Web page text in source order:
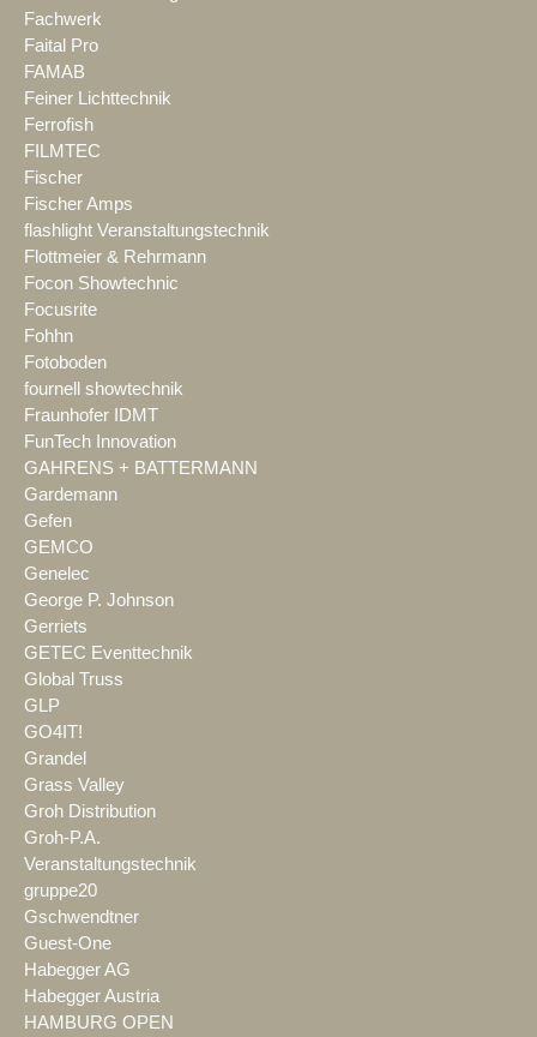
Fachwerk
Faital Pro
FAMAB
Feiner Lichttechnik
Ferrofish
FILMTEC
Fischer
Fischer Amps
flashlight Veranstaltungstechnik
Flottmeier & Rehrmann
Focon Showtechnic
Focusrite
Fohhn
Fotoboden
fournell showtechnik
Fraunhofer IDMT
FunTech Innovation
GAHRENS + BATTERMANN
Gardemann
Gefen
GEMCO
Genelec
George P. Johnson
Gerriets
GETEC Eventtechnik
Global Truss
GLP
GO4IT!
Grandel
Grass Valley
Groh Distribution
Groh-P.A.
Veranstaltungstechnik
gruppe20
Gschwendtner
Guest-One
Habegger AG
Habegger Austria
HAMBURG OPEN